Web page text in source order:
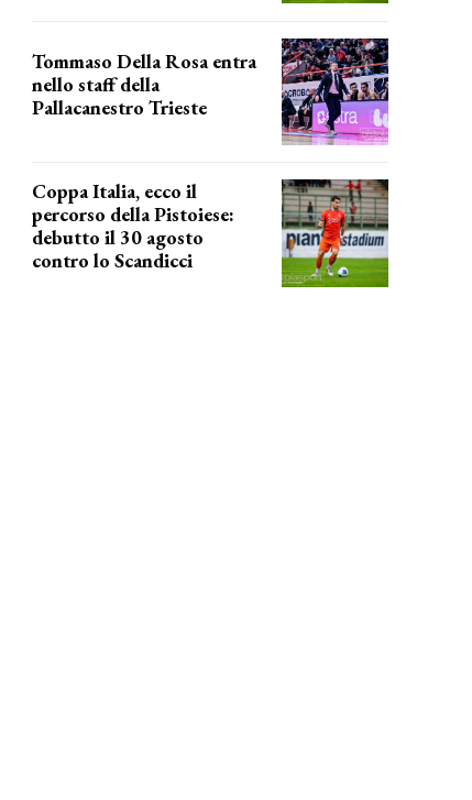
Tommaso Della Rosa entra
nello staff della
Pallacanestro Trieste
Coppa Italia, ecco il
percorso della Pistoiese:
debutto il 30 agosto
contro lo Scandicci